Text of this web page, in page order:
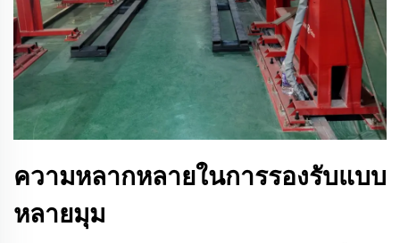
ความหลากหลายในการรองรับแบบ
หลายมุม